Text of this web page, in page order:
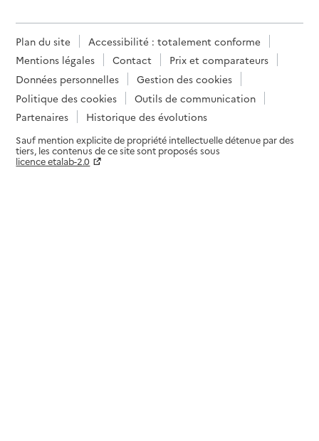
Plan du site
Accessibilité : totalement conforme
Mentions légales
Contact
Prix et comparateurs
Données personnelles
Gestion des cookies
Politique des cookies
Outils de communication
Partenaires
Historique des évolutions
Sauf mention explicite de propriété intellectuelle détenue par des
tiers, les contenus de ce site sont proposés sous
licence etalab-2.0